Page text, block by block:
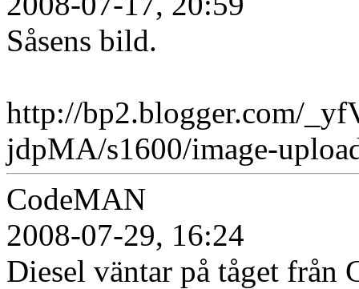
Såsens bild.
http://bp2.blogger.com/
jdpMA/s1600/image-
CodeMAN
2008-07-29, 16:24
Diesel väntar på tåget från